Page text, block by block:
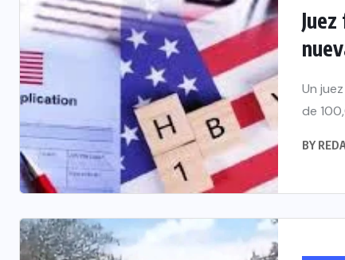
Un
de
BY